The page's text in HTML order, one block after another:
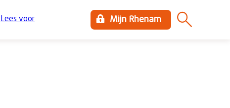
Mijn Rhenam
Lees voor